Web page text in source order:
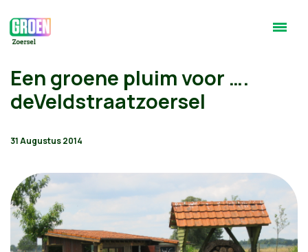
Een groene pluim voor ….
deVeldstraatzoersel
31 Augustus 2014